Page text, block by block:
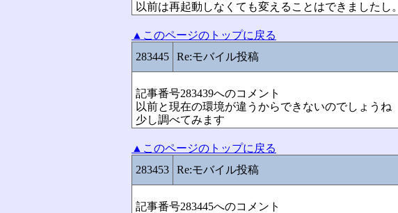
以前は再起動しなくても変えることはできましたし。
▲このページのトップに戻る
283445
Re:モバイル投稿
記事番号283439へのコメント
以前と現在の環境が違うからできないのでしょうね
少し調べてみます
▲このページのトップに戻る
283453
Re:モバイル投稿
記事番号283445へのコメント